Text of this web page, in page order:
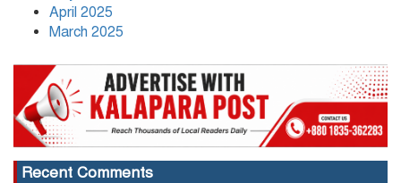
April 2025
March 2025
Recent Comments